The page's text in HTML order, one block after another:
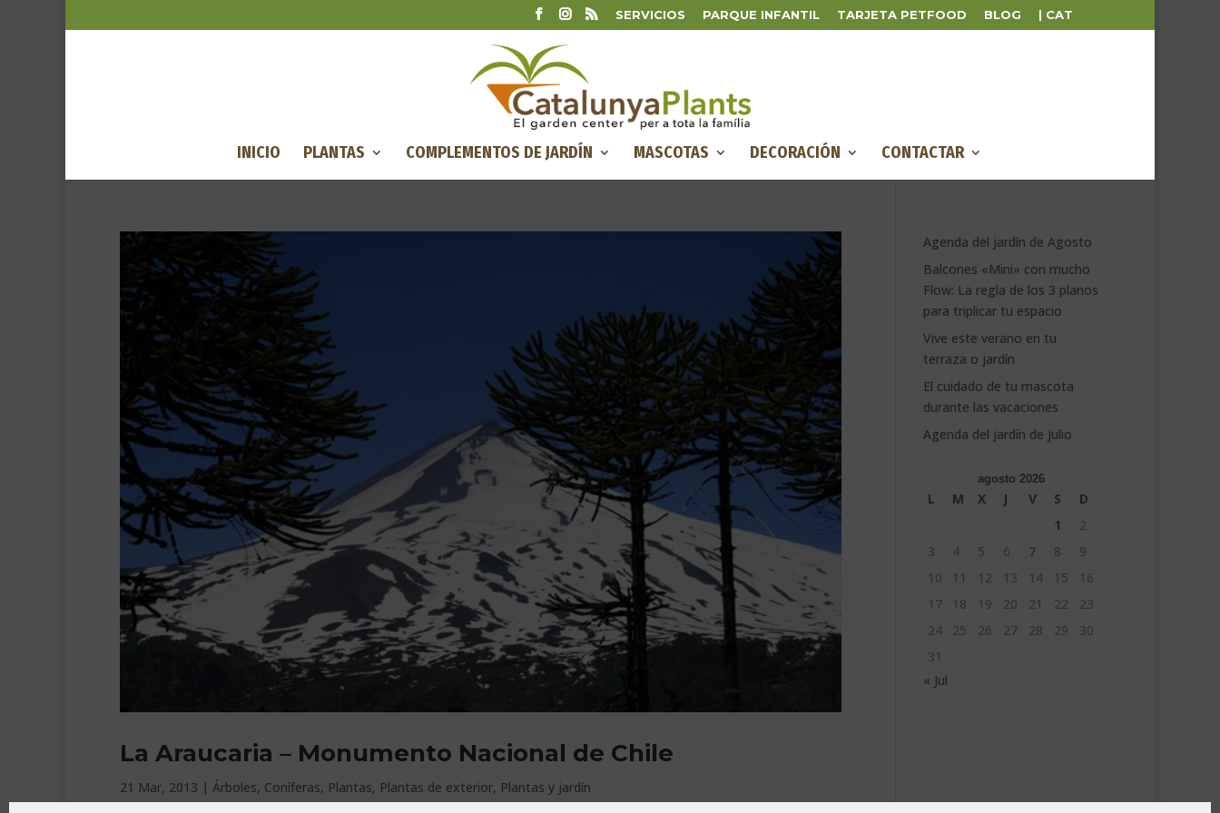
SERVICIOS PARQUE INFANTIL TARJETA PETFOOD BLOG | CAT
INICIO PLANTAS COMPLEMENTOS DE JARDÍN MASCOTAS DECORACIÓN CONTACTAR
La Araucaria – Monumento Nacional de Chile
21 Mar, 2013 | Árboles, Coníferas, Plantas, Plantas de exterior, Plantas y jardín
Agenda del jardín de Agosto
Balcones «Mini» con mucho
Flow: La regla de los 3 planos
para triplicar tu espacio
Vive este verano en tu
terraza o jardín
El cuidado de tu mascota
durante las vacaciones
Agenda del jardín de Julio
agosto 2026
L M X J V S
D
1
2
3
4 5 6 7 8
9
10
11 12 13 14 15
16
17
18 19 20 21 22
23
24
25 26 27 28 29
30
31
« Jul